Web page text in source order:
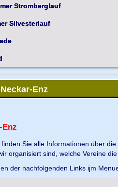
Stromberglauf
Silvesterlauf
Enz
Enz
Sie alle Informationen über
organisiert sind, welche Vereine
der nachfolgenden Links ijm